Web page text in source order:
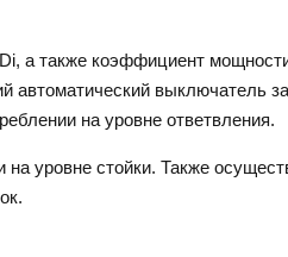
а также коэффициент
автоматический выключатель
на уровне ответвления.
уровне стойки. Также